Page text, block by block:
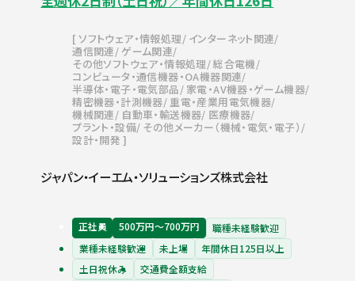
ソフトウェア・情報処理 インターネット関連
通信関連 ゲーム関連
その他ソフトウェア・情報処理 総合電機
コンピュータ・通信機器・OA機器関連
半導体・電子・電気部品 家電・AV機器・ゲーム機器
精密機器・計測機器 重電・産業用電気機器
機械関連
自動車・輸送機器 医療機器
プラント・設備 その他メーカー（機械・電気・電子）
設計・開発
ジャパン・イーエム・ソリューションズ株式会社
正社員 500万円〜700万円
職種未経験歓迎
業種未経験歓迎
未上場
年間休日125日以上
土日祝休み
交通費全額支給